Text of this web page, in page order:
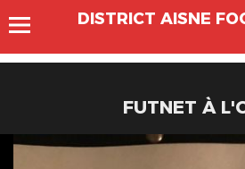
DISTRICT AISNE
FUTNET À